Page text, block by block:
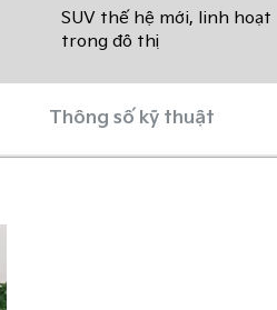
SUV thế hệ mới, linh hoạt
trong đô thị
Thông số kỹ thuật